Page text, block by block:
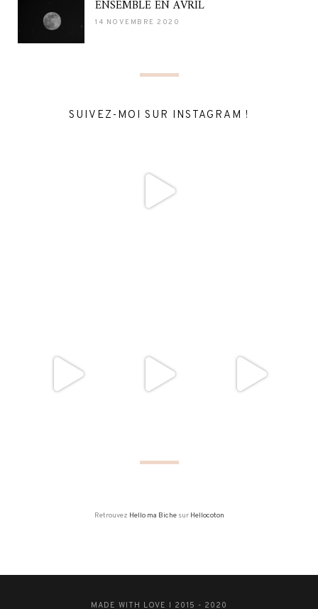
ENSEMBLE EN AVRIL
14 NOVEMBRE 2020
SUIVEZ-MOI SUR INSTAGRAM !
Retrouvez Hello ma Bichesur Hellocoton
MADE WITH LOVE I 2015 - 2020